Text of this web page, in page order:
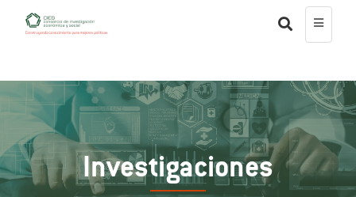
Investigaciones